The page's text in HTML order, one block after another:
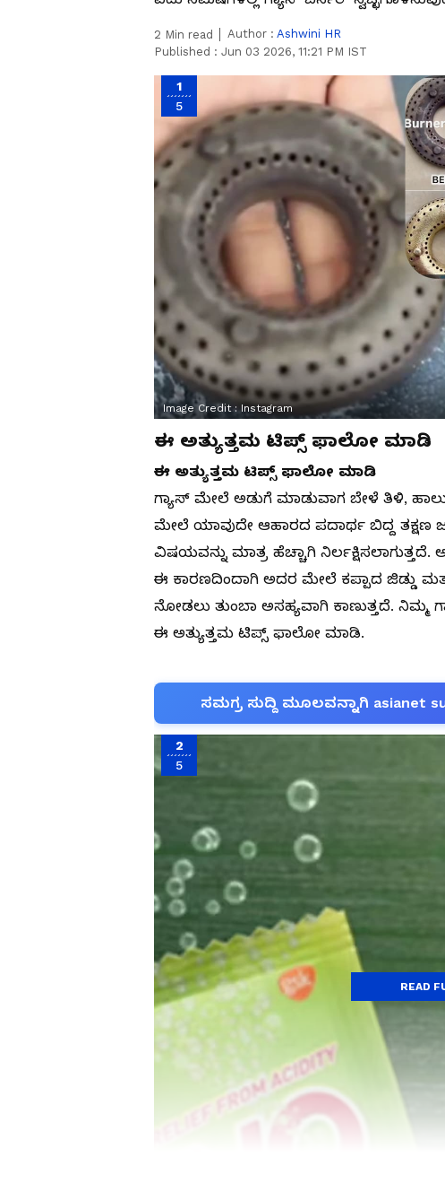
2 Min read Author : Ashwini HR
Published : Jun 03 2026, 11:21 PM IST
1
5
Image Credit : Instagram
ಈ ಅತ್ಯುತ್ತಮ ಟಿಪ್ಸ್ ಫಾಲೋ ಮಾಡಿ
ಈ ಅತ್ಯುತ್ತಮ ಟಿಪ್ಸ್ ಫಾಲೋ ಮಾಡಿ
ಗ್ಯಾಸ್ ಮೇಲೆ ಅಡುಗೆ ಮಾಡುವಾಗ ಬೇಳೆ ತಿಳಿ, ಹಾಲು
ಮೇಲೆ ಯಾವುದೇ ಆಹಾರದ ಪದಾರ್ಥ ಬಿದ್ದ ತಕ್ಷಣ
ವಿಷಯವನ್ನು ಮಾತ್ರ ಹೆಚ್ಚಾಗಿ ನಿರ್ಲಕ್ಷಿಸಲಾಗುತ್ತದೆ.
ಈ ಕಾರಣದಿಂದಾಗಿ ಅದರ ಮೇಲೆ ಕಪ್ಪಾದ ಜಿಡ್ಡು
ನೋಡಲು ತುಂಬಾ ಅಸಹ್ಯವಾಗಿ ಕಾಣುತ್ತದೆ. ನಿಮ್ಮ
ಈ ಅತ್ಯುತ್ತಮ ಟಿಪ್ಸ್ ಫಾಲೋ ಮಾಡಿ.
ಸಮಗ್ರ ಸುದ್ದಿ ಮೂಲವನ್ನಾಗಿ asianet
2
5
READ